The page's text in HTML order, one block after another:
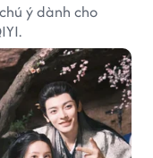
ý dành cho